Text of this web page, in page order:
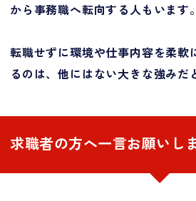
から事務職へ転向する人もいます。
転職せずに環境や仕事内容を柔軟
るのは、他にはない大きな強みだ
求職者の方へ一言お願いし